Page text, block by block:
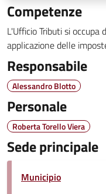
Competenze
L'Ufficio Tributi si
applicazione delle
Responsabile
Alessandro Blotto
Personale
Roberta Torello Viera
Sede principale
Municipio